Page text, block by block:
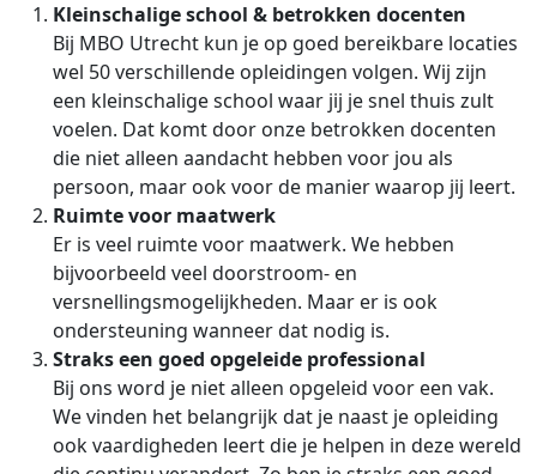
Kleinschalige school & betrokken docenten
Bij MBO Utrecht kun je op goed bereikbare locaties
wel 50 verschillende opleidingen volgen. Wij zijn
een kleinschalige school waar jij je snel thuis zult
voelen. Dat komt door onze betrokken docenten
die niet alleen aandacht hebben voor jou als
persoon, maar ook voor de manier waarop jij leert.
Ruimte voor maatwerk
Er is veel ruimte voor maatwerk. We hebben
bijvoorbeeld veel doorstroom- en
versnellingsmogelijkheden. Maar er is ook
ondersteuning wanneer dat nodig is.
Straks een goed opgeleide professional
Bij ons word je niet alleen opgeleid voor een vak.
We vinden het belangrijk dat je naast je opleiding
ook vaardigheden leert die je helpen in deze wereld